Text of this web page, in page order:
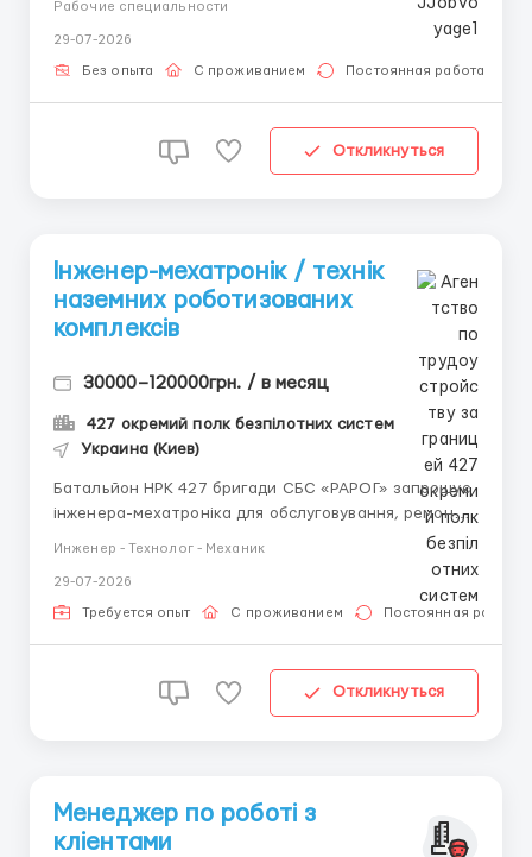
кількість годин:168 - 180 Опис посади: Робота на
сучасній виробничій лінії, складання диванів і ліж...
Рабочие специальности
29-07-2026
Без опыта С проживанием Постоянная работа
Откликнуться
Інженер-мехатронік / технік
наземних роботизованих
комплексів
30000–120000грн. / в месяц
427 окремий полк безпілотних систем
Украина (Киев)
Батальйон НРК 427 бригади СБС «РАРОГ» запрошує
інженера-мехатроніка для обслуговування, ремонту
та технічного розвитку наземних роботизованих
механіку, електроприводи й електроніку та вміє не
просто замінювати деталі, а послідовно знаходити
Инженер - Технолог - Механик
29-07-2026
Требуется опыт С проживанием Постоянная работа
Откликнуться
Менеджер по роботі з
кліентами